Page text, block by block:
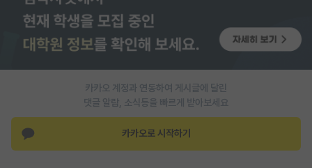
취업 게시판
임용 후기 게시판
인문사회 계열 게시판
특수/전문대학원 게시판
반도체/AI 게시판
카카오 계정과 연동하여 게시글에 달린
댓글 알람, 소식등을 빠르게 받아보세요
카카오로 시작하기